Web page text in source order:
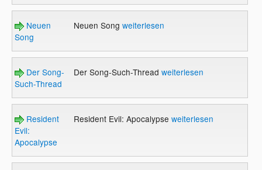
Neuen
Song
Neuen Song weiterlesen
Der Song-
Such-Thread
Der Song-Such-Thread weiterlesen
Resident
Evil:
Apocalypse
Resident Evil: Apocalypse weiterlesen